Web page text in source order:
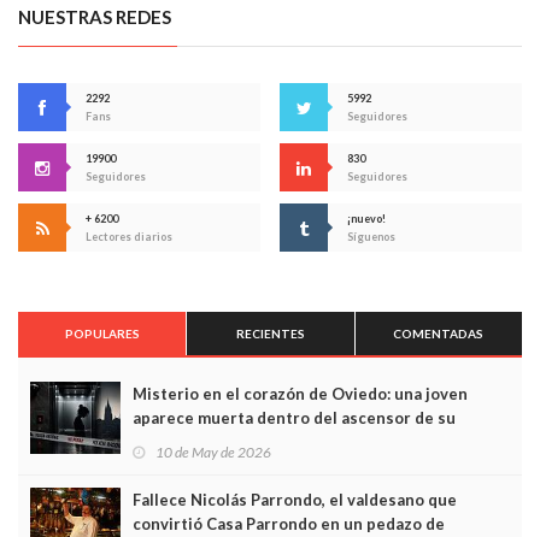
NUESTRAS REDES
2292
Fans
5992
Seguidores
19900
Seguidores
830
Seguidores
+ 6200
Lectores diarios
¡nuevo!
Síguenos
POPULARES RECIENTES COMENTADAS
Misterio en el corazón de Oviedo: una joven
aparece muerta dentro del ascensor de su
edificio y las cámaras captan sus últimos minutos
10 de May de 2026
Fallece Nicolás Parrondo, el valdesano que
convirtió Casa Parrondo en un pedazo de